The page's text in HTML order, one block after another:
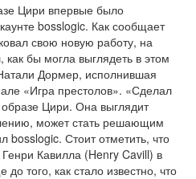
Цири впервые было
bosslogic. Как сообщает
свою новую работу, на
бы могла выглядеть в этом
Дормер, исполнившая
«Игра престолов». «Сделал
Цири. Она выглядит
может стать решающим
Стоит отметить, что
Кавилла (Henry Cavill) в
того, как стало известно, что